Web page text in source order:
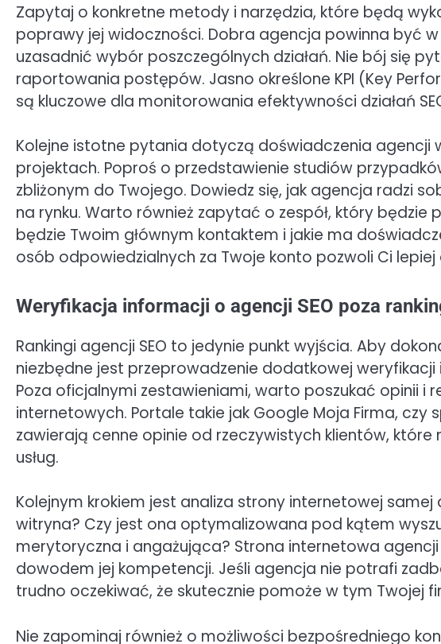
Zapytaj o konkretne metody i narzędzia, które będą
poprawy jej widoczności. Dobra agencja powinna być
uzasadnić wybór poszczególnych działań. Nie bój się
raportowania postępów. Jasno określone KPI (Key
są kluczowe dla monitorowania efektywności działań
Kolejne istotne pytania dotyczą doświadczenia agencji
projektach. Poproś o przedstawienie studiów
zbliżonym do Twojego. Dowiedz się, jak agencja radzi
na rynku. Warto również zapytać o zespół, który
będzie Twoim głównym kontaktem i jakie ma
osób odpowiedzialnych za Twoje konto pozwoli Ci
Weryfikacja informacji o agencji SEO poza
Rankingi agencji SEO to jedynie punkt wyjścia. Aby
niezbędne jest przeprowadzenie dodatkowej
Poza oficjalnymi zestawieniami, warto poszukać opinii i
internetowych. Portale takie jak Google Moja Firma,
zawierają cenne opinie od rzeczywistych klientów,
usług.
Kolejnym krokiem jest analiza strony internetowej samej
witryna? Czy jest ona optymalizowana pod kątem
merytoryczna i angażująca? Strona internetowa agencji
dowodem jej kompetencji. Jeśli agencja nie potrafi
trudno oczekiwać, że skutecznie pomoże w tym Twojej
Nie zapominaj również o możliwości bezpośredniego